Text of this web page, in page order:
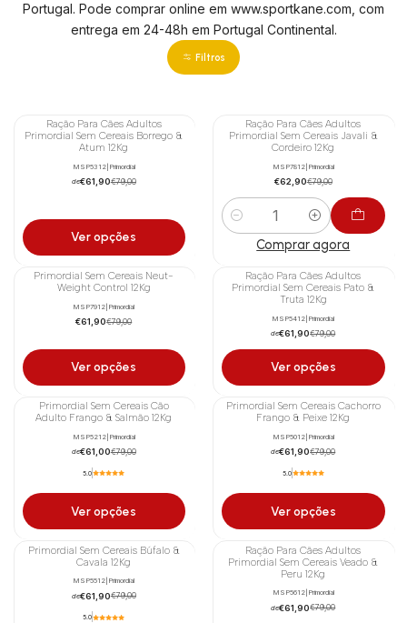
Portugal. Pode comprar online em www.sportkane.com, com
entrega em 24-48h em Portugal Continental.
Filtros
-22%
Ração Para Cães Adultos
Primordial Sem Cereais Borrego &
Atum 12Kg
MSP5312| Primordial
de€61,90€79,00
Ver opções
-20%
Ração Para Cães Adultos
Primordial Sem Cereais Javali &
Cordeiro 12Kg
MSP7812| Primordial
€62,90€79,00
Quantidade
Comprar agora
Primordial Sem Cereais Neut-
Weight Control 12Kg
MSP7912| Primordial
€61,90€79,00
Ver opções
-22%
Ração Para Cães Adultos
Primordial Sem Cereais Pato &
Truta 12Kg
MSP5412| Primordial
de€61,90€79,00
Ver opções
-23%
Primordial Sem Cereais Cão
Adulto Frango & Salmão 12Kg
MSP5212| Primordial
de€61,00€79,00
5.0
Ver opções
Primordial Sem Cereais Cachorro
Frango & Peixe 12Kg
MSP5012| Primordial
de€61,90€79,00
5.0
Ver opções
Primordial Sem Cereais Búfalo &
Cavala 12Kg
MSP5512 Primordial
de€61,90€79,00
5.0
-22%
Não Disponível
Ração Para Cães Adultos
Primordial Sem Cereais Veado &
Peru 12Kg
MSP5612| Primordial
de€61,90€79,00